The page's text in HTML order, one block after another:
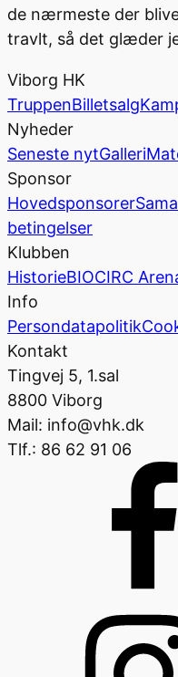
de nærmeste der
travlt, så det glæder
Viborg HK
TruppenBilletsalg
Nyheder
Seneste nytGalleri
Sponsor
Hovedsponsorer
betingelser
Klubben
HistorieBIOCIRC
Info
Persondatapolitik
Kontakt
Tingvej 5, 1.sal
8800 Viborg
Mail: info@vhk.dk
Tlf.: 86 62 91 06